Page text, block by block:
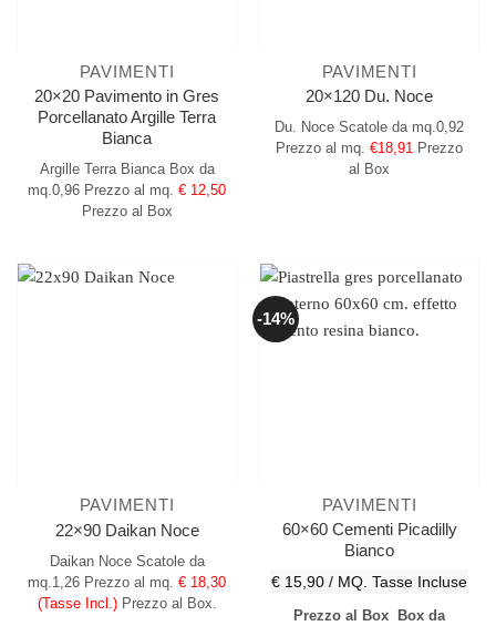
PAVIMENTI
20×20 Pavimento in Gres
Porcellanato Argille Terra
Bianca
Argille Terra Bianca Box da
mq.0,96 Prezzo al mq. € 12,50
Prezzo al Box
PAVIMENTI
20×120 Du. Noce
Du. Noce Scatole da mq.0,92
Prezzo al mq. €18,91 Prezzo
al Box
PAVIMENTI
22×90 Daikan Noce
Daikan Noce Scatole da
mq.1,26 Prezzo al mq. € 18,30
(Tasse Incl.)Prezzo al Box.
-14%
PAVIMENTI
60×60 Cementi Picadilly
Bianco
€ 15,90 / MQ. Tasse Incluse
Prezzo al Box
Box da